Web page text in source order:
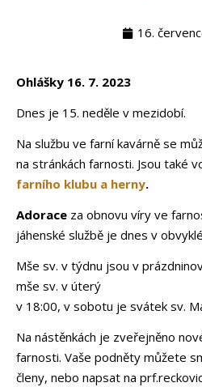
16.
Ohlášky 16. 7. 2023
Dnes je 15. neděle v mezidobí.
Na službu ve farní kavárně se
na stránkách farnosti. Jsou také
farního klubu a herny.
Adorace za obnovu víry ve
jáhenské službě je dnes v
Mše sv. v týdnu jsou v
mše sv. v úterý
v 18:00, v sobotu je svátek sv.
Na nástěnkách je zveřejněno
farnosti. Vaše podněty můžete
členy, nebo napsat na